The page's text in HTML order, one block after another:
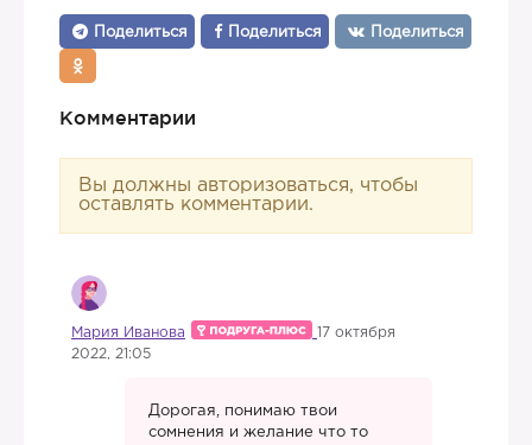
Поделиться Поделиться Поделиться
Комментарии
Вы должны авторизоваться, чтобы
оставлять комментарии.
Мария Иванова
17 октября
2022, 21:05
Дорогая, понимаю твои
сомнения и желание что то